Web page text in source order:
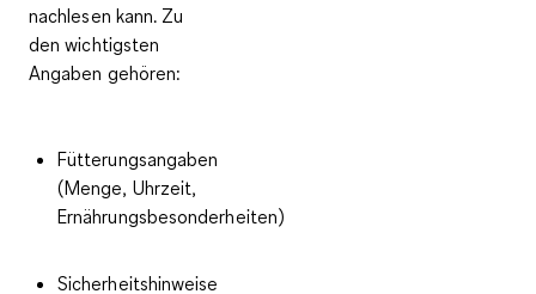
nachlesen kann. Zu
denwichtigsten
Angaben gehören:
Fütterungsangaben
(Menge, Uhrzeit,
Ernährungsbesonderheiten)
Sicherheitshinweise